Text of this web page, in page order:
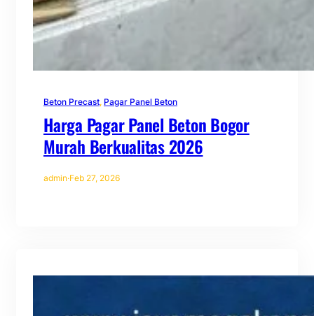
Beton Precast, Pagar Panel Beton
Harga Pagar Panel Beton Bogor
Murah Berkualitas 2026
admin·Feb 27, 2026